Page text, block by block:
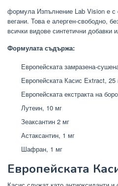
формула Изпълнение Lab Vision е с
вегани. Това е алерген-свободно,
всички видове синтетични добавки
Формулата съдържа:
Европейската замразена-
Европейската Касис Extract, 25
Европейската екстракта на
Лутеин, 10 мг
Зеаксантин 2 мг
Астаксантин, 1 мг
Шафран, 1 мг
Европейската